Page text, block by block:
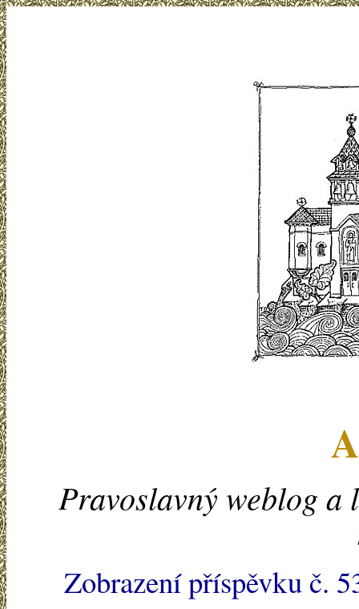
Pravoslavný weblog a
Zobrazení příspěvku č.